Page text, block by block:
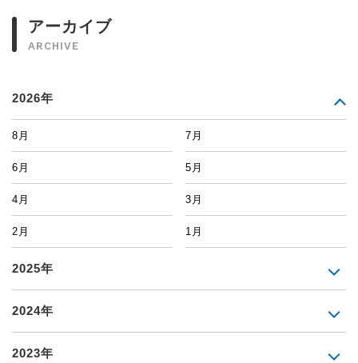
アーカイブ
ARCHIVE
2026年
8月 7月
6月 5月
4月 3月
2月 1月
2025年
2024年
2023年